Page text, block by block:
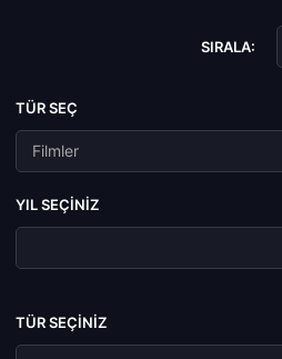
SIRALA:
TÜR SEÇ
Filmler
YIL SEÇINIZ
TÜR SEÇINIZ